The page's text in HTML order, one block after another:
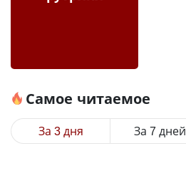
Самое читаемое
За 3 дня За 7 дней